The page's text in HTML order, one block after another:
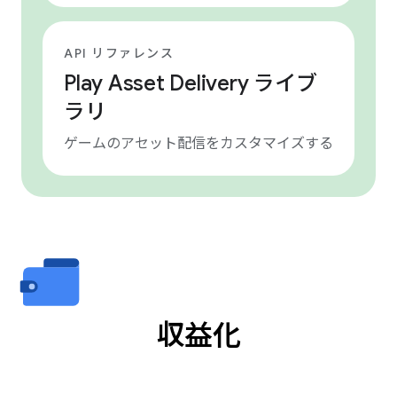
API リファレンス
Play Asset Delivery ライブ
ラリ
ゲームのアセット配信をカスタマイズする
収益化